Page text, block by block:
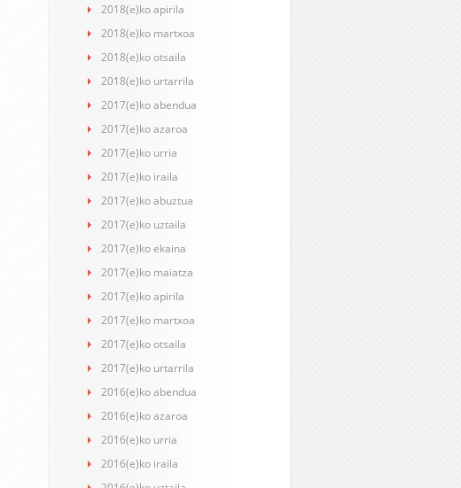
2018(e)ko apirila
2018(e)ko martxoa
2018(e)ko otsaila
2018(e)ko urtarrila
2017(e)ko abendua
2017(e)ko azaroa
2017(e)ko urria
2017(e)ko iraila
2017(e)ko abuztua
2017(e)ko uztaila
2017(e)ko ekaina
2017(e)ko maiatza
2017(e)ko apirila
2017(e)ko martxoa
2017(e)ko otsaila
2017(e)ko urtarrila
2016(e)ko abendua
2016(e)ko azaroa
2016(e)ko urria
2016(e)ko iraila